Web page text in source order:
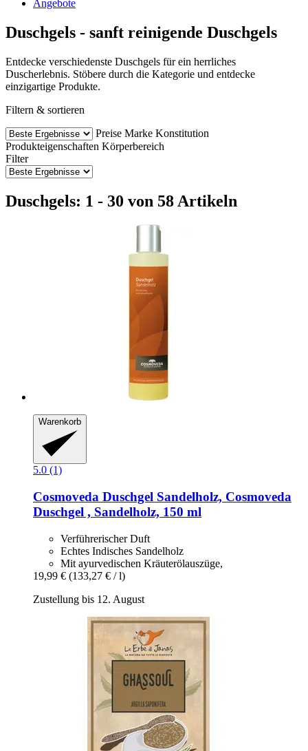
Angebote
Duschgels - sanft reinigende Duschgels
Entdecke verschiedenste Duschgels für ein herrliches
Duscherlebnis. Stöbere durch die Kategorie und entdecke
einzigartige Produkte.
Filtern & sortieren
Preise Marke Konstitution
Produkteigenschaften Körperbereich
Filter
Duschgels: 1 - 30 von 58 Artikeln
Warenkorb
5.0 (1)
Cosmoveda Duschgel Sandelholz, Cosmoveda
Duschgel , Sandelholz, 150 ml
Verführerischer Duft
Echtes Indisches Sandelholz
Mit ayurvedischen Kräuterölauszüge,
19,99 € (133,27 € / l)
Zustellung bis 12. August